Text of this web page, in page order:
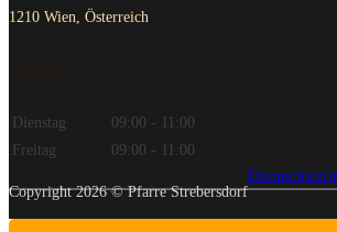
1210 Wien, Österreich
Dienstag
09:00 - 11:00
Freitag
09:00 - 11:00
Copyright 2026 © Pfarre Strebersdorf
Datenschutz